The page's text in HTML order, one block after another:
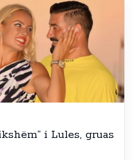
i Lules, gruas